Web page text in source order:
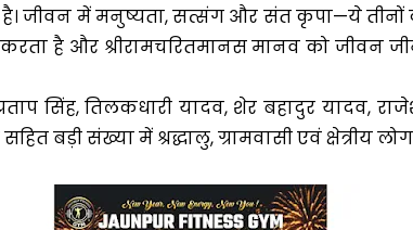
है। जीवन में मनुष्यता, सत्संग और संत कृपा—ये तीनों
करता है और श्रीरामचरितमानस मानव को जीवन
सिंह, तिलकधारी यादव, शेर बहादुर यादव,
बड़ी संख्या में श्रद्धालु, ग्रामवासी एवं क्षेत्रीय